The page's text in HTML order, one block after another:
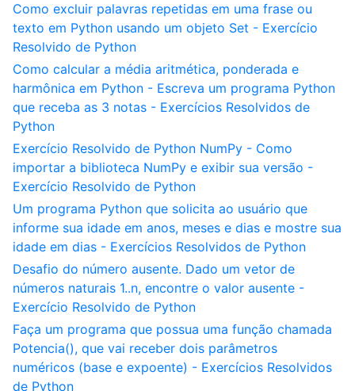
Como excluir palavras repetidas em uma frase ou
texto em Python usando um objeto Set - Exercício
Resolvido de Python
Como calcular a média aritmética, ponderada e
harmônica em Python - Escreva um programa Python
que receba as 3 notas - Exercícios Resolvidos de
Python
Exercício Resolvido de Python NumPy - Como
importar a biblioteca NumPy e exibir sua versão -
Exercício Resolvido de Python
Um programa Python que solicita ao usuário que
informe sua idade em anos, meses e dias e mostre sua
idade em dias - Exercícios Resolvidos de Python
Desafio do número ausente. Dado um vetor de
números naturais 1..n, encontre o valor ausente -
Exercício Resolvido de Python
Faça um programa que possua uma função chamada
Potencia(), que vai receber dois parâmetros
numéricos (base e expoente) - Exercícios Resolvidos
de Python